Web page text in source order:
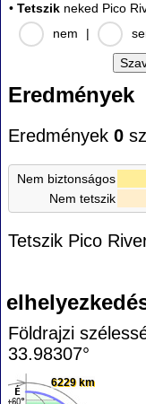
• Tetszik neked Pico
nem
|
Eredmények
Eredmények 0
Nem biztonságos
Nem tetszik
Tetszik Pico
Földrajzi
33.98307°
6229 km